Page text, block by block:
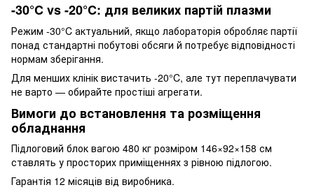
-30°C vs -20°C: для великих партій плазми
Режим -30°C актуальний, якщо лабораторія обробляє партії
понад стандартні побутові обсяги й потребує відповідності
нормам зберігання.
Для менших клінік вистачить -20°C, але тут переплачувати
не варто — обирайте простіші агрегати.
Вимоги до встановлення та розміщення
обладнання
Підлоговий блок вагою 480 кг розміром 146×92×158 см
ставлять у просторих приміщеннях з рівною підлогою.
Гарантія 12 місяців від виробника.